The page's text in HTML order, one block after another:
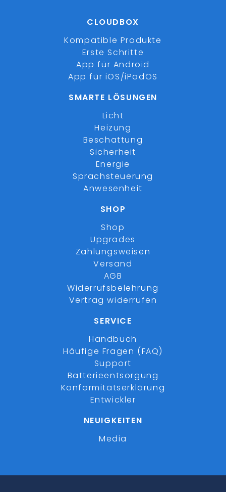
CLOUDBOX
Kompatible Produkte
Erste Schritte
App für Android
App für iOS/iPadOS
SMARTE LÖSUNGEN
Licht
Heizung
Beschattung
Sicherheit
Energie
Sprachsteuerung
Anwesenheit
SHOP
Shop
Upgrades
Zahlungsweisen
Versand
AGB
Widerrufsbelehrung
Vertrag widerrufen
SERVICE
Handbuch
Häufige Fragen (FAQ)
Support
Batterieentsorgung
Konformitätserklärung
Entwickler
NEUIGKEITEN
Media